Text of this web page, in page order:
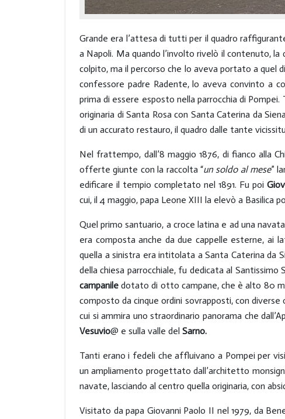
Grande era l’attesa di tutti per il quadro
a Napoli. Ma quando l’involto rivelò il contenuto,
colpito, ma il percorso che lo aveva portato a quel
confessore padre Radente, lo aveva convinto a
prima di essere esposto nella parrocchia di
originaria di Santa Rosa con Santa Caterina da
di un accurato restauro, il quadro dalle tante
Nel frattempo, dall’8 maggio 1876, di fianco alla
offerte giunte con la raccolta “un soldo al mese”
edificare il tempio completato nel 1891. Fu poi
cui, il 4 maggio, papa Leone XIII la elevò a Basilica
Quel primo santuario, a croce latina e ad una
era composta anche da due cappelle esterne, ai
quella a sinistra era intitolata a Santa Caterina da
della chiesa parrocchiale, fu dedicata al
campaniledotato di otto campane, che è alto 80
composto da cinque ordini sovrapposti, con diverse
cui si ammira uno straordinario panorama che
Vesuvio@ e sulla valle del Sarno.
Tanti erano i fedeli che affluivano a Pompei per
un ampliamento progettato dall’architetto
navate, lasciando al centro quella originaria, con
Visitato da papa Giovanni Paolo II nel 1979, da